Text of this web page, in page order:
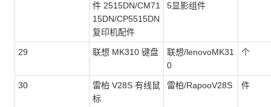
件 2515DN/CM71
15DN/CP5515DN
复印机配件
5显影组件
29 联想 MK310 键盘
联想/lenovoMK31
0
个
30
雷柏 V28S 有线鼠
标
雷柏/RapooV28S 件